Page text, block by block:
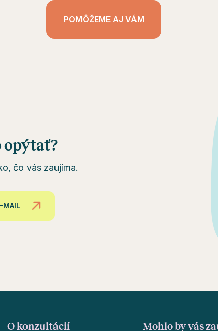
POMÔŽEME AJ VÁM
opýtať?
čo vás zaujíma.
MAIL
O konzultácií Mohlo by vás